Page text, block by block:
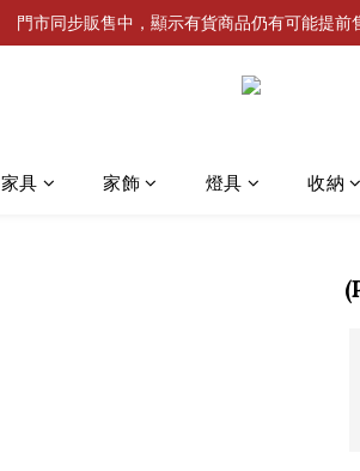
門市同步販售中，顯示有貨商品仍有可能提前
家具 家飾 燈具 收納